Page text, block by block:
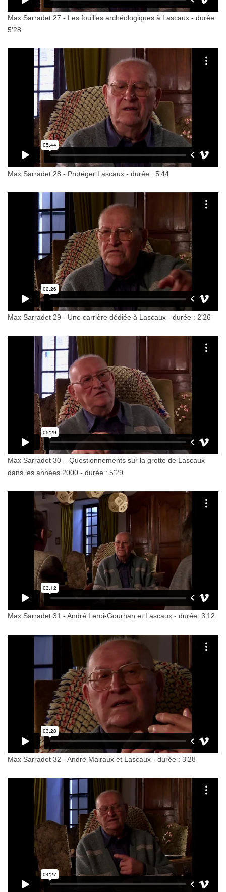
Max Sarradet 27 - Les fouilles archéologiques à Lascaux - durée :
5'28
Max Sarradet 28 - Protéger Lascaux - durée : 5'44
Max Sarradet 29 - Une carrière dédiée à Lascaux - durée : 2'26
Max Sarradet 30 – Questionnements sur la grotte de Lascaux
dans les années 2000 - durée : 5'29
Max Sarradet 31 - André Leroi-Gourhan et Lascaux - durée :3'12
Max Sarradet 32 - André Malraux et Lascaux - durée : 3'28